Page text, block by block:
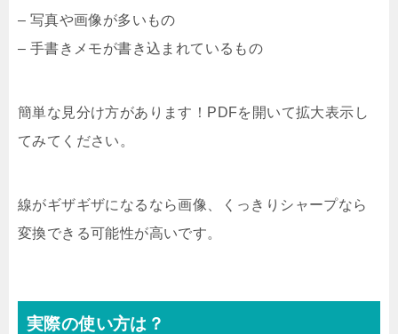
– 写真や画像が多いもの
– 手書きメモが書き込まれているもの
簡単な見分け方があります！PDFを開いて拡大表示し
てみてください。
線がギザギザになるなら画像、くっきりシャープなら
変換できる可能性が高いです。
実際の使い方は？